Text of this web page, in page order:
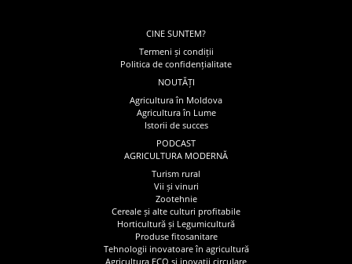
CINE SUNTEM?
Termeni și condiții
Politica de confidențialitate
NOUTĂȚI
Agricultura în Moldova
Agricultura în Lume
Istorii de succes
PODCAST
AGRICULTURA MODERNĂ
Turism rural
Vii și vinuri
Zootehnie
Cereale și alte culturi profitabile
Horticultură și Legumicultură
Produse fitosanitare
Tehnologii inovatoare în agricultură
Agricultura ECO și inovatii circulare